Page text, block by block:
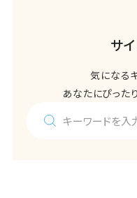
サ
気になる
あなたにぴった